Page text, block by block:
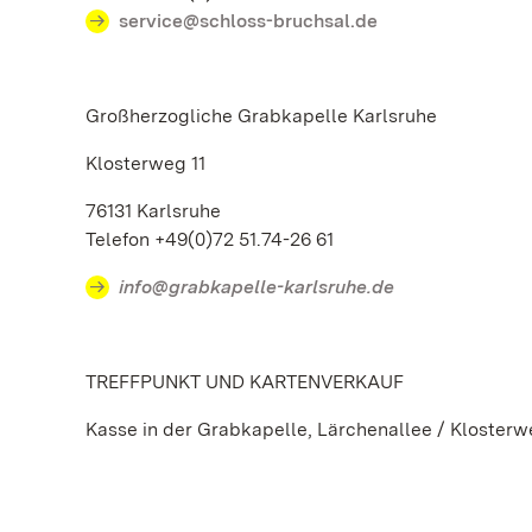
service@schloss-bruchsal.de
Großherzogliche Grabkapelle Karlsruhe
Klosterweg 11
76131 Karlsruhe
Telefon +49(0)72 51.74-26 61
info@grabkapelle-karlsruhe.de
TREFFPUNKT UND KARTENVERKAUF
Kasse in der Grabkapelle, Lärchenallee /